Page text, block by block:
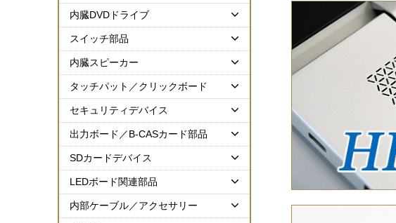
内臓DVDドライブ
スイッチ部品
内臓スピーカー
タッチパット／クリックボード
セキュリティデバイス
出力ボード／B-CASカード部品
SDカードデバイス
LEDボード関連部品
内部ケーブル／アクセサリー